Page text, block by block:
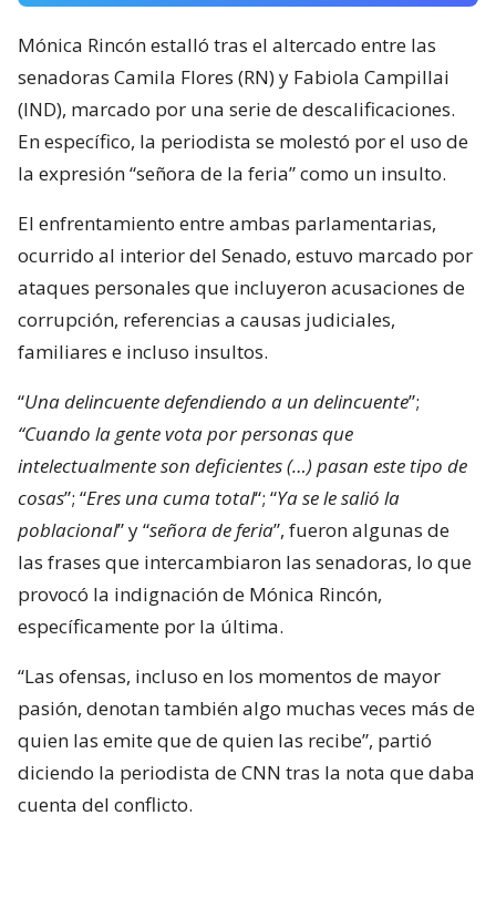
Mónica Rincón estalló tras el altercado entre las
senadoras Camila Flores (RN) y Fabiola Campillai
(IND), marcado por una serie de descalificaciones.
En específico, la periodista se molestó por el uso de
la expresión “señora de la feria” como un insulto.
El enfrentamiento entre ambas parlamentarias,
ocurrido al interior del Senado, estuvo marcado por
ataques personales que incluyeron acusaciones de
corrupción, referencias a causas judiciales,
familiares e incluso insultos.
“Una delincuente defendiendo a un delincuente”;
“Cuando la gente vota por personas que
intelectualmente son deficientes (…) pasan este tipo de
cosas”; “Eres una cuma total“; “Ya se le salió la
poblacional” y “señora de feria”, fueron algunas de
las frases que intercambiaron las senadoras, lo que
provocó la indignación de Mónica Rincón,
específicamente por la última.
“Las ofensas, incluso en los momentos de mayor
pasión, denotan también algo muchas veces más de
quien las emite que de quien las recibe”, partió
diciendo la periodista de CNN tras la nota que daba
cuenta del conflicto.